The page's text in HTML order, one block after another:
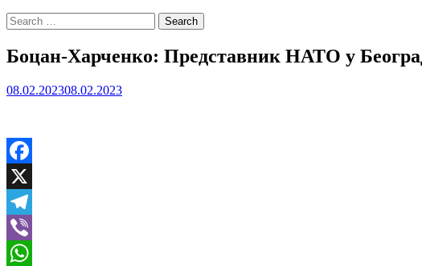
Search
for:
Боцан-Харченко: Представник НАТО у
08.02.202308.02.2023
Facebook
X
Telegram
Viber